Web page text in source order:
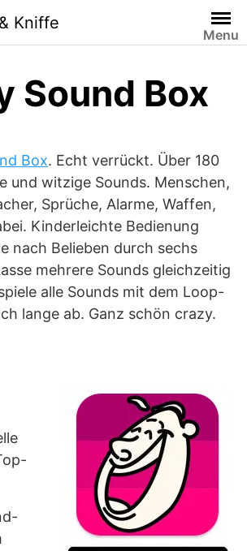
Kniffe
Menu
Sound Box
Box. Echt verrückt. Über 180
und witzige Sounds. Menschen,
Sprüche, Alarme, Waffen,
Kinderleichte Bedienung
nach Belieben durch sechs
mehrere Sounds gleichzeitig
alle Sounds mit dem Loop-
lange ab. Ganz schön crazy.